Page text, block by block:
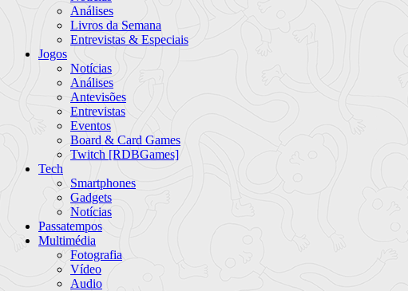
Análises
Livros da Semana
Entrevistas & Especiais
Jogos
Notícias
Análises
Antevisões
Entrevistas
Eventos
Board & Card Games
Twitch [RDBGames]
Tech
Smartphones
Gadgets
Notícias
Passatempos
Multimédia
Fotografia
Vídeo
Audio